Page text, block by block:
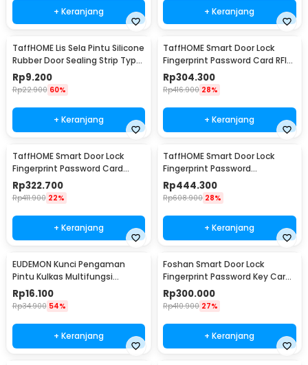
+ Keranjang + Keranjang
TaffHOME Lis Sela Pintu Silicone
Rubber Door Sealing Strip Type
H 1M 12mm - TP40
Rp9.200
Rp22.900 60%
+ Keranjang
TaffHOME Smart Door Lock
Fingerprint Password Card RFID
Alarm - XR24
Rp304.300
Rp416.900 28%
+ Keranjang
TaffHOME Smart Door Lock
Fingerprint Password Card
Alarm - XR25
Rp322.700
Rp411.900 22%
+ Keranjang
TaffHOME Smart Door Lock
Fingerprint Password
Bluetooth Card TTLock - A3F
Rp444.300
Rp608.900 28%
+ Keranjang
EUDEMON Kunci Pengaman
Pintu Kulkas Multifungsi
Adhesive Safety Lock - F3Q
Rp16.100
Rp34.900 54%
+ Keranjang
Foshan Smart Door Lock
Fingerprint Password Key Card
- M20
Rp300.000
Rp410.900 27%
+ Keranjang